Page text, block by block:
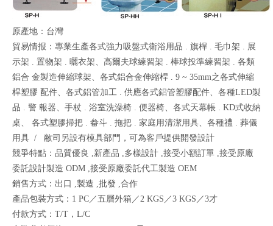
原產地：台灣
貿易情报：專業生產各式強力吸盤式衛浴用品 . 旗桿 . 毛巾架 . 展
示架 . 置物架 . 曬衣架、高爾夫球練習架 . 棒球投準練習架 . 各類
鋁合 金製造伸縮球架、各式鋁合金伸縮桿 . 9 ~ 35mm之各式伸縮
桿塑膠 配件、各式鋁管加工 . 供應各式鋁管塑膠配件、各種LED製
品 . 警 報器、手杖 . 浴室洗澡椅 . 便器椅、各式天幕帳 . KD式收納
桌、 各式塑膠掃把 . 畚斗 . 拖把 . 家庭用清潔用具、各種禮 . 葬儀
用具 / 敝司另設有模具部門，可為客戶提供開發設計
競爭特點：品質優良 ,新產品 ,多樣設計 ,接受小額訂單 ,接受原廠
委託設計製造 ODM ,接受原廠委託代工製造 OEM
銷售方式：出口 ,製造 ,批發 ,合作
產品包裝方式：1 PC／五層外箱／2 KGS／3 KGS／3才
付款方式：T/T，L/C